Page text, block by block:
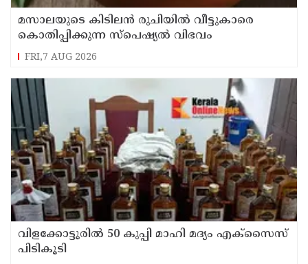
മസാലയുടെ കിടിലൻ രുചിയിൽ വീട്ടുകാരെ
കൊതിപ്പിക്കുന്ന സ്പെഷ്യൽ വിഭവം
FRI,7 AUG 2026
വിളക്കോട്ടൂരിൽ 50 കുപ്പി മാഹി മദ്യം എക്സൈസ്
പിടികൂടി